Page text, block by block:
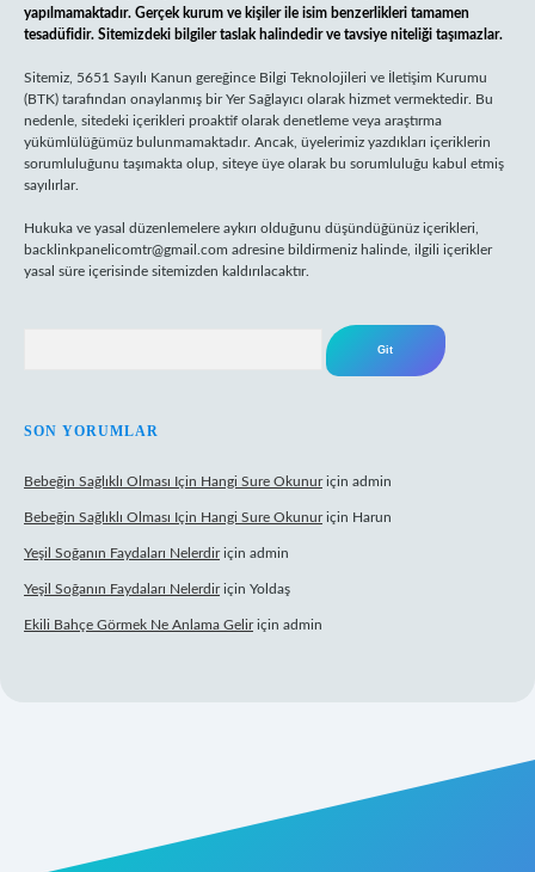
yapılmamaktadır. Gerçek kurum ve kişiler ile isim benzerlikleri tamamen
tesadüfidir. Sitemizdeki bilgiler taslak halindedir ve tavsiye niteliği taşımazlar.
Sitemiz, 5651 Sayılı Kanun gereğince Bilgi Teknolojileri ve İletişim Kurumu
(BTK) tarafından onaylanmış bir Yer Sağlayıcı olarak hizmet vermektedir. Bu
nedenle, sitedeki içerikleri proaktif olarak denetleme veya araştırma
yükümlülüğümüz bulunmamaktadır. Ancak, üyelerimiz yazdıkları içeriklerin
sorumluluğunu taşımakta olup, siteye üye olarak bu sorumluluğu kabul etmiş
sayılırlar.
Hukuka ve yasal düzenlemelere aykırı olduğunu düşündüğünüz içerikleri,
backlinkpanelicomtr@gmail.com adresine bildirmeniz halinde, ilgili içerikler
yasal süre içerisinde sitemizden kaldırılacaktır.
SON YORUMLAR
Bebeğin Sağlıklı Olması Için Hangi Sure Okunuriçin admin
Bebeğin Sağlıklı Olması Için Hangi Sure Okunuriçin Harun
Yeşil Soğanın Faydaları Nelerdiriçin admin
Yeşil Soğanın Faydaları Nelerdiriçin Yoldaş
Ekili Bahçe Görmek Ne Anlama Geliriçin admin